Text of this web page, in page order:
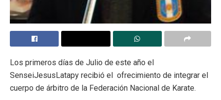
Los primeros días de Julio de este año el
SenseiJesusLatapy recibió el ofrecimiento de integrar el
cuerpo de árbitro de la Federación Nacional de Karate.